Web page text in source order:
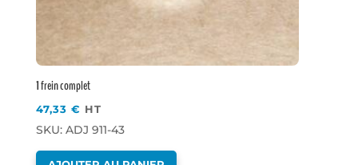
1 frein complet
47,33€ HT
SKU: ADJ 911-43